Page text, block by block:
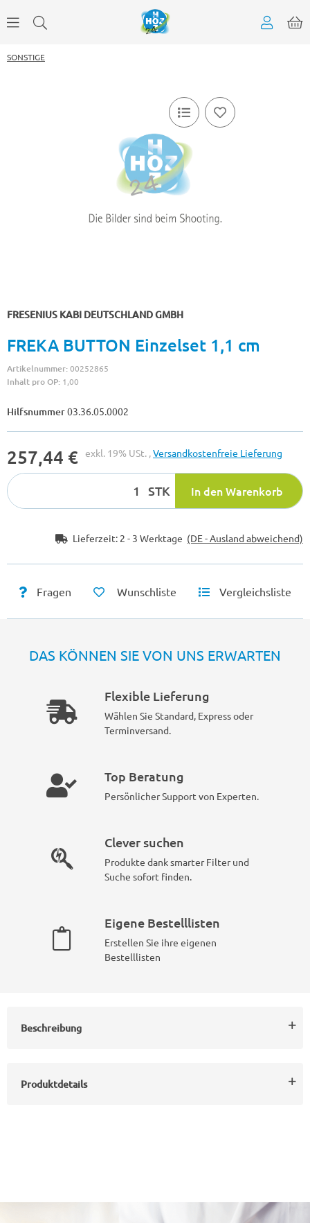
SONSTIGE
FRESENIUS KABI DEUTSCHLAND GMBH
FREKA BUTTON Einzelset 1,1 cm
Artikelnummer:00252865
Inhalt pro OP: 1,00
Hilfsnummer03.36.05.0002
257,44 € exkl. 19% USt. ,Versandkostenfreie Lieferung
STK In den Warenkorb
Lieferzeit: 2 - 3 Werktage (DE - Ausland abweichend)
Fragen Wunschliste Vergleichsliste
DAS KÖNNEN SIE VON UNS ERWARTEN
Flexible Lieferung
Wählen Sie Standard, Express oder
Terminversand.
Top Beratung
Persönlicher Support von Experten.
Clever suchen
Produkte dank smarter Filter und
Suche sofort finden.
Eigene Bestelllisten
Erstellen Sie ihre eigenen
Bestelllisten
Beschreibung
Produktdetails